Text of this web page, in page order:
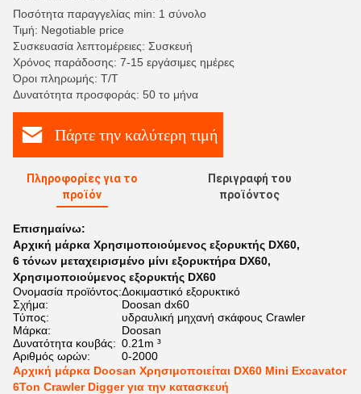
Ποσότητα παραγγελίας min: 1 σύνολο
Τιμή: Negotiable price
Συσκευασία λεπτομέρειες: Συσκευή
Χρόνος παράδοσης: 7-15 εργάσιμες ημέρες
Όροι πληρωμής: Τ/Τ
Δυνατότητα προσφοράς: 50 το μήνα
Πάρτε την καλύτερη τιμή
Πληροφορίες για το
προϊόν
Περιγραφή του
προϊόντος
Επισημαίνω:
Αρχική μάρκα Χρησιμοποιούμενος εξορυκτής DX60,
6 τόνων μεταχειρισμένο μίνι εξορυκτήρα DX60,
Χρησιμοποιούμενος εξορυκτής DX60
Ονομασία προϊόντος:Δοκιμαστικό εξορυκτικό
Σχήμα:
Doosan dx60
Τύπος:
υδραυλική μηχανή σκάφους Crawler
Μάρκα:
Doosan
Δυνατότητα κουβάς: 0.21m ³
Αριθμός ωρών:
0-2000
Αρχική μάρκα Doosan Χρησιμοποιείται DX60 Mini Excavator
6Ton Crawler Digger για την κατασκευή